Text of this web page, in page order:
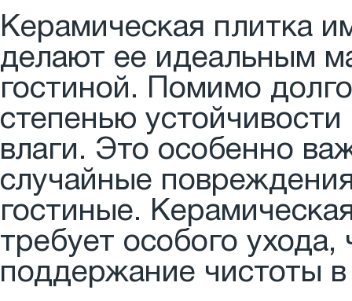
Керамическая плитка
делают ее идеальным
гостиной. Помимо
степенью
влаги. Это особенно
случайные
гостиные.
требует особого
поддержание чистоты в